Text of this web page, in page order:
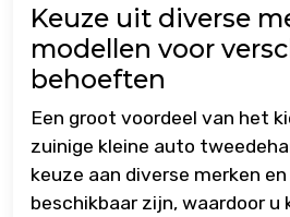
Keuze uit diverse
modellen voor
behoeften
Een groot voordeel van het
zuinige kleine auto
keuze aan diverse merken
beschikbaar zijn, waardoor